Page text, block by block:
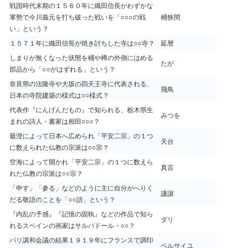
戦国時代末期の１５６０年に織田信長がわずかな
軍勢で今川義元を打ち破った戦いを「○○○の戦
い」という？
桶狭間
１５７１年に織田信長が焼き討ちした寺は○○寺？
延暦
しまりが無くなった状態を桶や樽の外側にはめる
部品から「○○がはずれる」という？
たが
奈良県の法隆寺や大坂の四天王寺に代表される、
日本の寺院建築の様式は○○様式？
飛鳥
代表作『にんげんだもの』で知られる、栃木県生
まれの詩人・書家は相田○○○？
みつを
最澄によって日本へ広められ「平安二宗」の１つ
に数えられた仏教の宗派は○○宗？
天台
空海によって開かれ「平安二宗」の１つに数えら
れた仏教の宗派は○○宗？
真言
「申す」「参る」などのように主に自分がへりく
だる敬語のことを「○○語」という？
謙譲
『内乱の予感』『記憶の固執』などの作品で知ら
れるスペインの画家はサルバドール・○○？
ダリ
パリ講和会議の結果１９１９年にフランスで調印
ベルサイユ